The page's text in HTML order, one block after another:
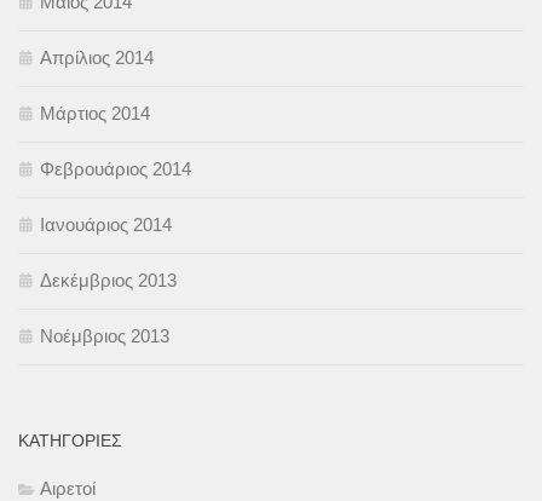
Απρίλιος 2014
Μάρτιος 2014
Φεβρουάριος 2014
Ιανουάριος 2014
Δεκέμβριος 2013
Νοέμβριος 2013
KΑΤΗΓΟΡΊΕΣ
Αιρετοί